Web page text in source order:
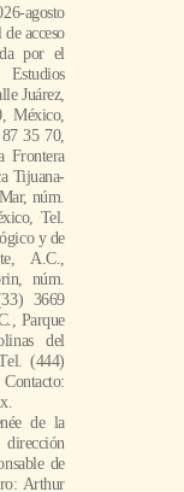
agosto
acceso
por el
Juárez,
México,
35 70,
Frontera
Tijuana-
núm.
Tel.
y de
A.C.,
núm.
3669
Parque
del
(444)
de la
de
Arthur